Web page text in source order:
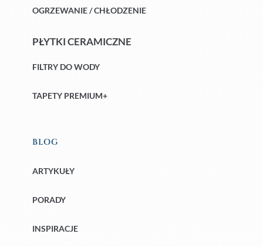
OGRZEWANIE / CHŁODZENIE
PŁYTKI CERAMICZNE
FILTRY DO WODY
TAPETY PREMIUM+
BLOG
ARTYKUŁY
PORADY
INSPIRACJE